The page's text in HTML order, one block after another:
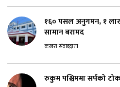
१६० पसल अनुगमन, १
सामान बरामद
कखरा संवाददाता
रुकुम पश्चिममा सर्पको